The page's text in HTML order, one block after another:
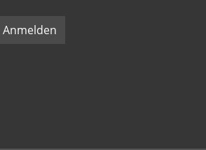
Anmelden